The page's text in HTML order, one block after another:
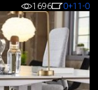
1696 0+11 -0